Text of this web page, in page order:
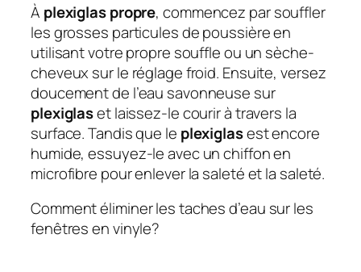
À plexiglas propre, commencez par souffler
les grosses particules de poussière en
utilisant votre propre souffle ou un sèche-
cheveux sur le réglage froid. Ensuite, versez
doucement de l’eau savonneuse sur
plexiglaset laissez-le courir à travers la
surface. Tandis que le plexiglasest encore
humide, essuyez-le avec un chiffon en
microfibre pour enlever la saleté et la saleté.
Comment éliminer les taches d’eau sur les
fenêtres en vinyle?